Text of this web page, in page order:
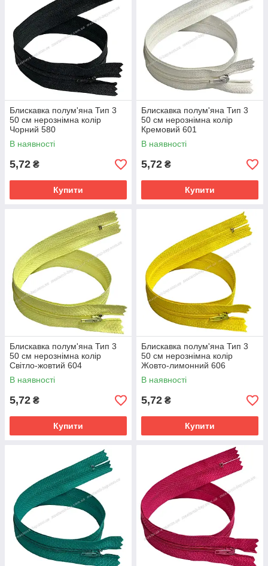
Блискавка полум'яна Тип 3
50 см нерознімна колір
Чорний 580
В наявності
5,72 ₴
Купити
Блискавка полум'яна Тип 3
50 см нерознімна колір
Кремовий 601
В наявності
5,72 ₴
Купити
Блискавка полум'яна Тип 3
50 см нерознімна колір
Світло-жовтий 604
В наявності
5,72 ₴
Купити
Блискавка полум'яна Тип 3
50 см нерознімна колір
Жовто-лимонний 606
В наявності
5,72 ₴
Купити